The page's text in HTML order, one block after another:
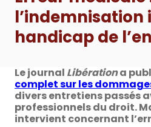
handicap de
Le journal Libérationa
complet sur les
divers entretiens passés
professionnels du droit.
intervient concernant